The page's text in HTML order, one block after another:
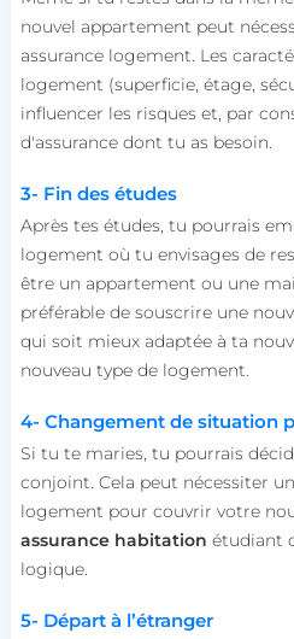
nouvel appartement peut
assurance logement. Les
logement (superficie, étage,
influencer les risques et, par
d'assurance dont tu as besoin.
3- Fin des études
Après tes études, tu pourrais
logement où tu envisages de
être un appartement ou une
préférable de souscrire une
qui soit mieux adaptée à ta
nouveau type de logement.
4- Changement de situation
Si tu te maries, tu pourrais
conjoint. Cela peut nécessiter
logement pour couvrir votre
assurance habitation étudiant
logique.
5- Départ à l’étranger